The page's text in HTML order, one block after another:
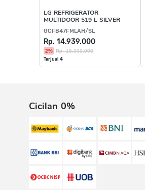
LG REFRIGERATOR
MULTIDOOR 519 L SILVER
GCFB47FMLAH/SL
Rp. 14.939.000
2% Rp. 15.099.000
Terjual 4
Cicilan 0%